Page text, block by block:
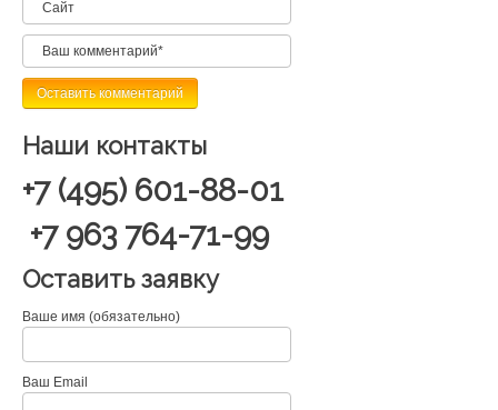
Наши контакты
+7 (495) 601-88-01
+7 963 764-71-99
Оставить заявку
Ваше имя (обязательно)
Ваш Email